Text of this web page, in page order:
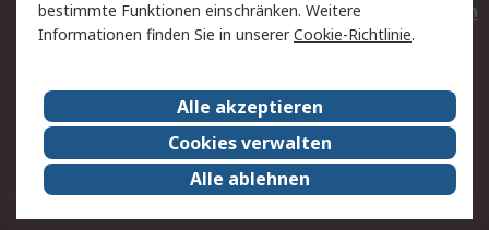
Elektrogeräte/Batterien
RS weltweit
Karriere bei RS
Nachhaltigkeit
Qualität/Umwelt/ZertifikatePresse-Center
Event-Center
bestimmte Funktionen einschränken. Weitere
Informationen finden Sie in unsererCookie-Richtlinie.
Alle akzeptieren
Cookies verwalten
Alle ablehnen